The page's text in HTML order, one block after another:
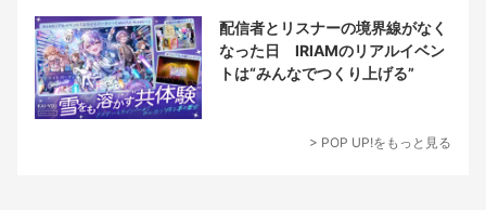
配信者とリスナーの境界線がなく
なった日 IRIAMのリアルイベン
トは“みんなでつくり上げる”
> POP UP!をもっと見る